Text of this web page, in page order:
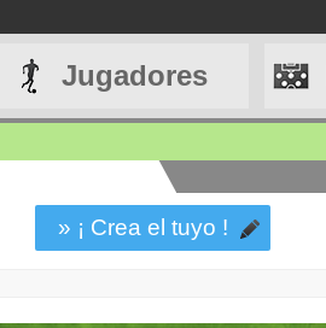
Jugadores
» ¡ Crea el tuyo !